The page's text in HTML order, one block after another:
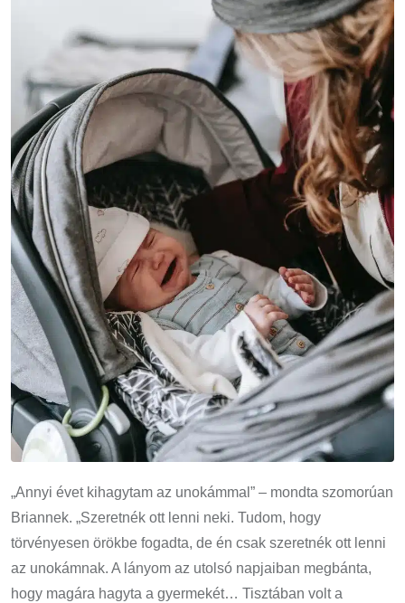
„Annyi évet kihagytam az unokámmal” – mondta szomorúan
Briannek. „Szeretnék ott lenni neki. Tudom, hogy
törvényesen örökbe fogadta, de én csak szeretnék ott lenni
az unokámnak. A lányom az utolsó napjaiban megbánta,
hogy magára hagyta a gyermekét… Tisztában volt a